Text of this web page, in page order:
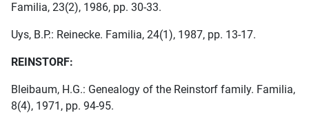
Familia, 23(2), 1986, pp. 30-33.
Uys, B.P.: Reinecke. Familia, 24(1), 1987, pp. 13-17.
REINSTORF:
Bleibaum, H.G.: Genealogy of the Reinstorf family. Familia,
8(4), 1971, pp. 94-95.